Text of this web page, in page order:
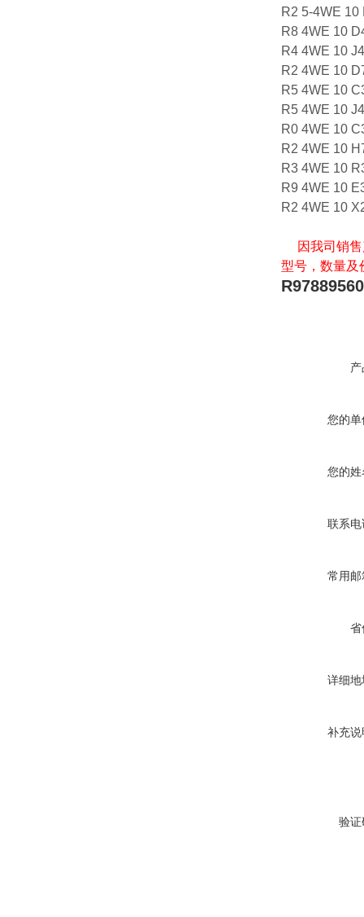
R2 5-4WE
R8 4WE 10
R4 4WE 10
R2 4WE 10
R5 4WE 10
R5 4WE 10
R0 4WE 10
R2 4WE 10
R3 4WE 10
R9 4WE 10
R2 4WE 10
因我司销售
型号，数量及
您的
您的
联系
常用
省
详细
补充
验